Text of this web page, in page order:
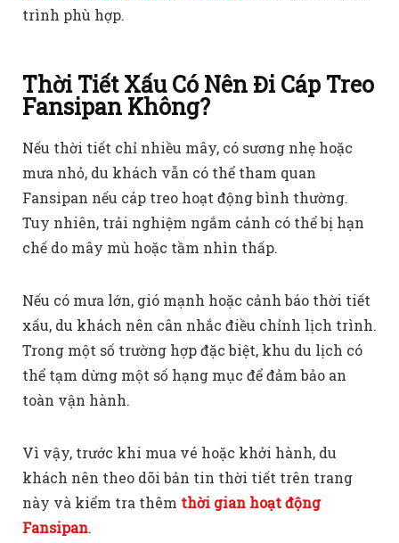
trình phù hợp.
Thời Tiết Xấu Có Nên Đi Cáp Treo
Fansipan Không?
Nếu thời tiết chỉ nhiều mây, có sương nhẹ hoặc
mưa nhỏ, du khách vẫn có thể tham quan
Fansipan nếu cáp treo hoạt động bình thường.
Tuy nhiên, trải nghiệm ngắm cảnh có thể bị hạn
chế do mây mù hoặc tầm nhìn thấp.
Nếu có mưa lớn, gió mạnh hoặc cảnh báo thời tiết
xấu, du khách nên cân nhắc điều chỉnh lịch trình.
Trong một số trường hợp đặc biệt, khu du lịch có
thể tạm dừng một số hạng mục để đảm bảo an
toàn vận hành.
Vì vậy, trước khi mua vé hoặc khởi hành, du
khách nên theo dõi bản tin thời tiết trên trang
này và kiểm tra thêm thời gian hoạt động
Fansipan.